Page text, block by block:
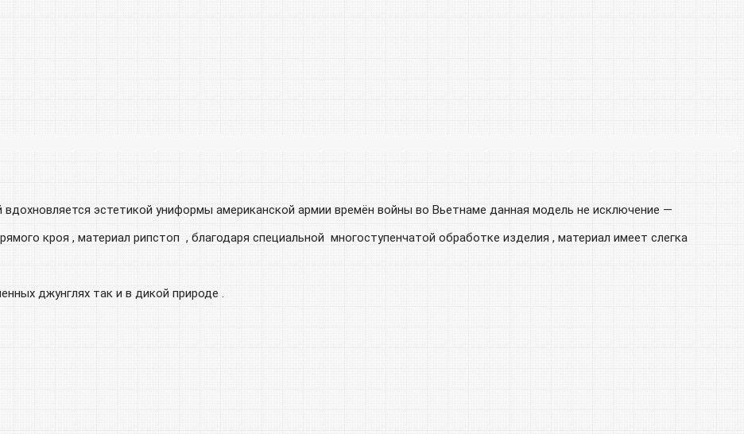
вдохновляется эстетикой униформы американской армии времён войны во Вьетнаме данная модель не исключение —
кроя , материал рипстоп , благодаря специальной многоступенчатой обработке изделия , материал имеет слегка
джунглях так и в дикой природе .